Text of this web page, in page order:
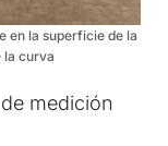
en la superficie de la
la curva
medición